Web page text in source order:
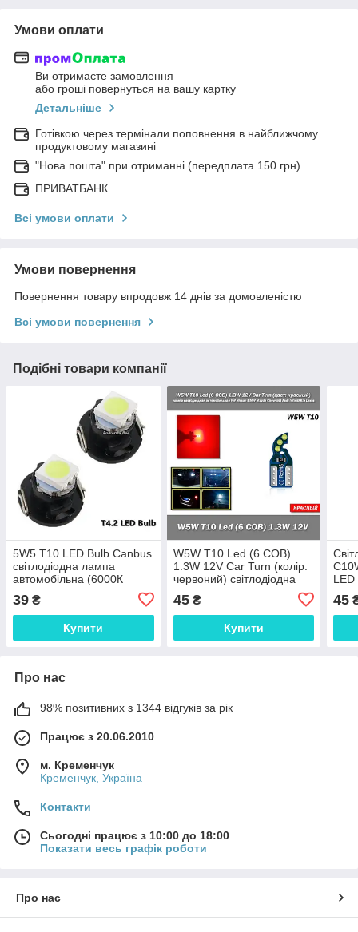
Умови оплати
Ви отримаєте замовлення
або гроші повернуться на вашу картку
Детальніше
Готівкою через термінали поповнення в найближчому
продуктовому магазині
"Нова пошта" при отриманні (передплата 150 грн)
ПРИВАТБАНК
Всі умови оплати
Умови повернення
Повернення товару впродовж 14 днів за домовленістю
Всі умови повернення
Подібні товари компанії
5W5 T10 LED Bulb Canbus
світлодіодна лампа
автомобільна (6000К
39 ₴
Купити
W5W T10 Led (6 COB)
1.3W 12V Car Turn (колір:
червоний) світлодіодна
Mazda Chevrolet Audi
Infiniti Kia Lexus
45₴
Купити
LED
45
Про нас
98% позитивних з 1344 відгуків за рік
Працює з 20.06.2010
м. Кременчук
Кременчук, Україна
Контакти
Сьогодні працює з 10:00 до 18:00
Показати весь графік роботи
Про нас